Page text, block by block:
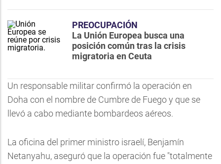
PREOCUPACIÓN
La Unión Europea busca una
posición común tras la crisis
migratoria en Ceuta
Un responsable militar confirmó la operación en
Doha con el nombre de Cumbre de Fuego y que se
llevó a cabo mediante bombardeos aéreos.
La oficina del primer ministro israelí, Benjamín
Netanyahu, aseguró que la operación fue "totalmente